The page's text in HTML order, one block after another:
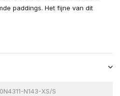
paddings. Het fijne van dit
N143-XS/S